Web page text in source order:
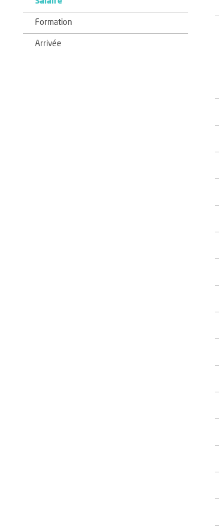
Formation
Arrivée